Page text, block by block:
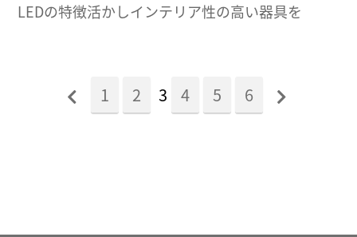
LEDの特徴活かしインテリア性の高い器具を
1 2 3 4 5 6